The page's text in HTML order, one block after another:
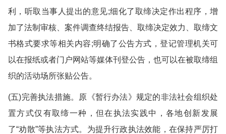
利，听取当事人提出的意见;细化了取缔决定作出程序，增
加了法制审核、案件调查终结报告、取缔决定效力、取缔文
书格式要求等相关内容;明确了公告方式，登记管理机关可
以在报纸或者门户网站等媒体刊登公告，也可以在被取缔组
织的活动场所张贴公告。
(五)完善执法措施。原《暂行办法》规定的非法社会组织处
置方式仅有取缔一种，但在执法实践中，各地创新发展
了“劝散”等执法方式。为提升行政执法效能，在保持严厉打